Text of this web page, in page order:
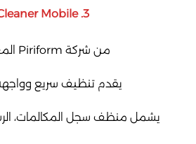
3. CCleaner Mobile
من شركة Piriform المعروفة.
يقدم تنظيف سريع
يشمل منظف سجل المكالمات،